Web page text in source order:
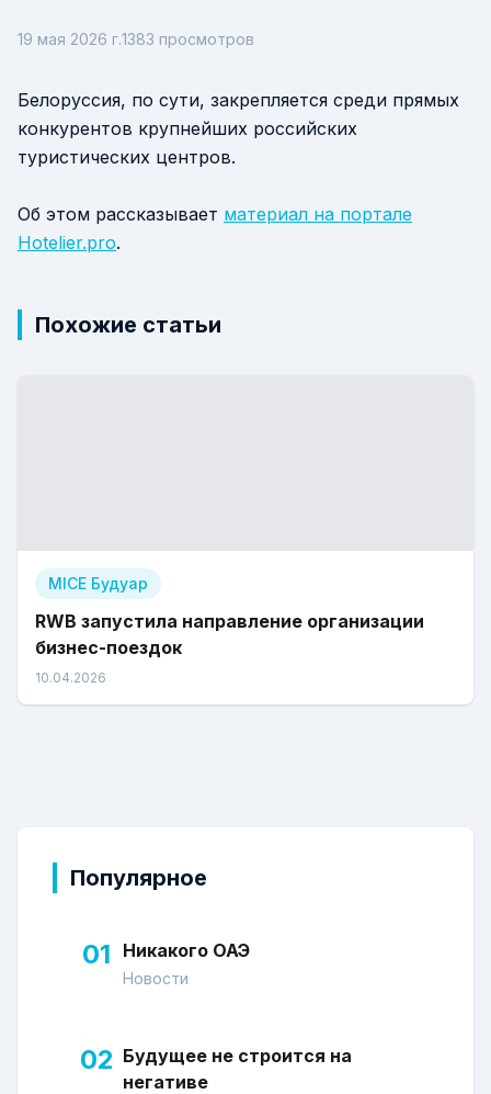
19 мая 2026 г.1383 просмотров
Белоруссия, по сути, закрепляется среди прямых
конкурентов крупнейших российских
туристических центров.
Об этом рассказывает материал на портале
Hotelier.pro.
Похожие статьи
MICE Будуар
RWB запустила направление организации
бизнес-поездок
10.04.2026
Популярное
01 Никакого ОАЭ
Новости
02 Будущее не строится на
негативе